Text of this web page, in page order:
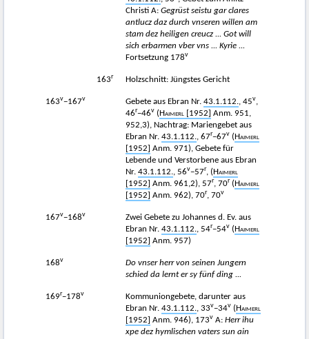
Christi A: Gegrüst seistu gar clares
antlucz daz durch vnseren willen am
stam dez heiligen creucz ... Got will
sich erbarmen vber vns ... Kyrie ...
Fortsetzung 178v
163r Holzschnitt: Jüngstes Gericht
163v−167v Gebete aus Ebran Nr. 43.1.112., 45v,
46r−46v ( Haimerl [1952]
Anm. 951,
952,3), Nachtrag: Mariengebet aus
Ebran Nr. 43.1.112., 67r−67v ( Haimerl
[1952]
Anm. 971), Gebete für
Lebende und Verstorbene aus Ebran
Nr. 43.1.112., 56v−57r, ( Haimerl
[1952]
Anm. 961,2), 57r, 70r ( Haimerl
[1952]
Anm. 962), 70r, 70v
167v−168v
Zwei Gebete zu Johannes d. Ev. aus
Ebran Nr. 43.1.112., 54r−54v ( Haimerl
[1952]
Anm. 957)
168v
Do vnser herr von seinen Jungern
schied da lernt er sy fünf ding ...
169r−178v
Kommuniongebete, darunter aus
Ebran Nr. 43.1.112., 33v−34v ( Haimerl
[1952]
Anm. 946), 173v A: Herr ihu
xpe dez hymlischen vaters sun ain